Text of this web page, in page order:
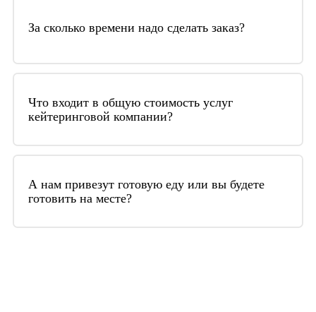
Заказчиком и задачами мероприятия
За сколько времени надо сделать заказ?
Заказ желательно сделать заранее, хотя бы за
неделю. Последние правки можно вносить за
два дня до мероприятия.
Что входит в общую стоимость услуг
кейтеринговой компании?
Общая стоимость включает в себя: закуп
продуктов, их приготовление, доставку до
места проведения мероприятия, работу
поваров и официантов, аренду текстиля,
А нам привезут готовую еду или вы будете
готовить на месте?